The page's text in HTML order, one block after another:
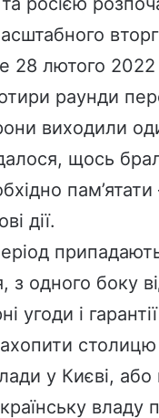
28 лютого 2022
раунди
виходили
щось
пам’ятати
дії.
з одного боку
угоди і
у Києві,
владу